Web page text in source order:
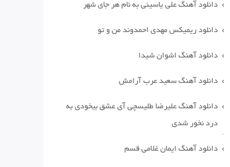
دانلود آهنگ علی یاسینی به نام هر جای شهر
دانلود ریمیکس مهدی احمدوند من و تو
دانلود آهنگ اشوان شیدا
دانلود آهنگ سعید عرب آرامش
دانلود آهنگ علیرضا طلیسچی آی عشق بیخودی به
درد نخور شدی
دانلود آهنگ ایمان غلامی قسم